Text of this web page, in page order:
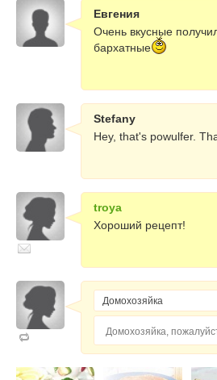
Евгения
Очень вкусные
бархатные
Stefany
Hey, that's powulfer.
troya
Хороший рецепт!